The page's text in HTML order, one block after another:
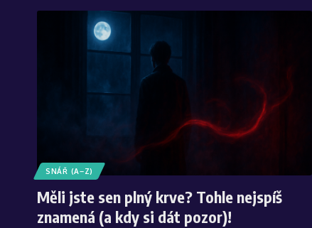
SNÁŘ (A–Z)
Měli jste sen plný krve? Tohle nejspíš
znamená (a kdy si dát pozor)!